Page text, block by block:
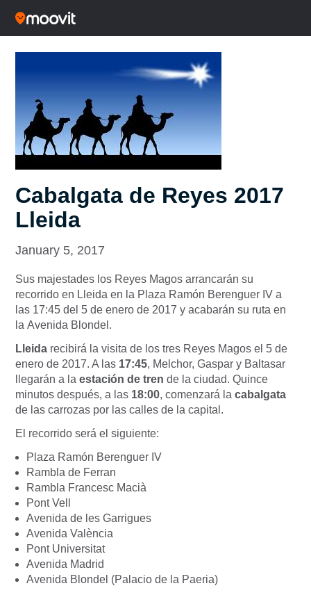
Cabalgata de Reyes 2017
Lleida
January 5, 2017
Sus majestades los Reyes Magos arrancarán su
recorrido en Lleida en la Plaza Ramón Berenguer IV a
las 17:45 del 5 de enero de 2017 y acabarán su ruta en
la Avenida Blondel.
Lleida recibirá la visita de los tres Reyes Magos el 5 de
enero de 2017. A las 17:45, Melchor, Gaspar y Baltasar
llegarán a la estación de tren de la ciudad. Quince
minutos después, a las 18:00, comenzará la cabalgata
de las carrozas por las calles de la capital.
El recorrido será el siguiente:
Plaza Ramón Berenguer IV
Rambla de Ferran
Rambla Francesc Macià
Pont Vell
Avenida de les Garrigues
Avenida València
Pont Universitat
Avenida Madrid
Avenida Blondel (Palacio de la Paeria)